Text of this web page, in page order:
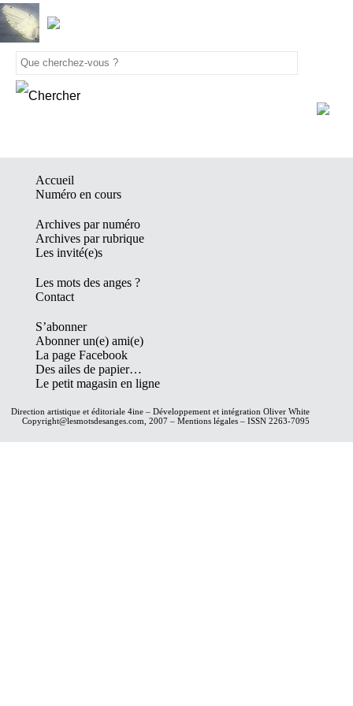
Accueil
Numéro en cours
Archives par numéro
Archives par rubrique
Les invité(e)s
Les mots des anges ?
Contact
S’abonner
Abonner un(e) ami(e)
La page Facebook
Des ailes de papier…
Le petit magasin en ligne
Direction artistique et éditoriale 4ine – Développement et intégration Oliver White
Copyright@lesmotsdesanges.com, 2007 – Mentions légales – ISSN 2263-7095